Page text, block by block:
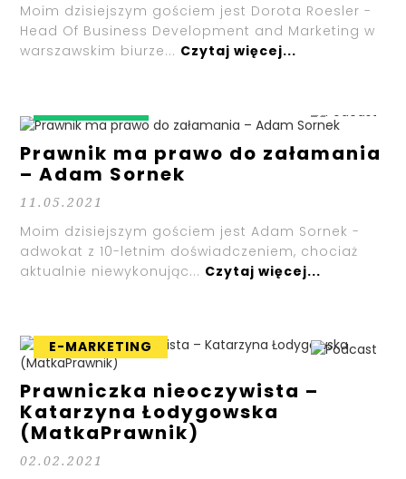
Moim dzisiejszym gościem jest Dorota Roesler -
Head Of Business Development and Marketing w
warszawskim biurze... Czytaj więcej...
Prawnik ma prawo do załamania
– Adam Sornek
11.05.2021
Moim dzisiejszym gościem jest Adam Sornek -
adwokat z 10-letnim doświadczeniem, chociaż
aktualnie niewykonując... Czytaj więcej...
E-MARKETING
Prawniczka nieoczywista –
Katarzyna Łodygowska
(MatkaPrawnik)
02.02.2021